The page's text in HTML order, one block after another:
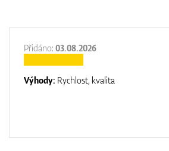
Přidáno: 03.08.2026
Výhody: Rychlost, kvalita